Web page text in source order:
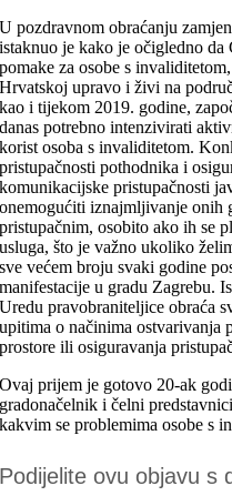
U pozdravnom obraćanju
istaknuo je kako je očigledno
pomake za osobe s
Hrvatskoj upravo i živi na
kao i tijekom 2019. godine,
danas potrebno intenzivirati
korist osoba s invaliditetom.
pristupačnosti pothodnika i
komunikacijske pristupačnosti
onemogućiti iznajmljivanje onih
pristupačnim, osobito ako ih se
usluga, što je važno ukoliko
sve većem broju svaki godine
manifestacije u gradu Zagrebu.
Uredu pravobraniteljice obraća
upitima o načinima ostvarivanja
prostore ili osiguravanja
Ovaj prijem je gotovo 20-ak
gradonačelnik i čelni
kakvim se problemima osobe s
Podijelite ovu objavu s